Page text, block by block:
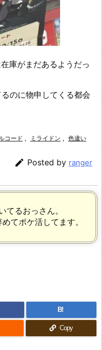
庫がまだあるようだっ
のに物申してくる都会
コード , ミライドン , 色違い
 Posted by ranger
てるおっさん。
てポケ活してます。
B!
Copy